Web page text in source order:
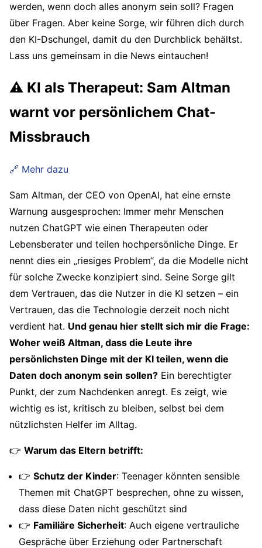
werden, wenn doch alles anonym sein soll? Fragen
über Fragen. Aber keine Sorge, wir führen dich durch
den KI-Dschungel, damit du den Durchblick behältst.
Lass uns gemeinsam in die News eintauchen!
⚠️ KI als Therapeut: Sam Altman
warnt vor persönlichem Chat-
Missbrauch
🔗 Mehr dazu
Sam Altman, der CEO von OpenAI, hat eine ernste
Warnung ausgesprochen: Immer mehr Menschen
nutzen ChatGPT wie einen Therapeuten oder
Lebensberater und teilen hochpersönliche Dinge. Er
nennt dies ein „riesiges Problem“, da die Modelle nicht
für solche Zwecke konzipiert sind. Seine Sorge gilt
dem Vertrauen, das die Nutzer in die KI setzen – ein
Vertrauen, das die Technologie derzeit noch nicht
verdient hat. Und genau hier stellt sich mir die Frage:
Woher weiß Altman, dass die Leute ihre
persönlichsten Dinge mit der KI teilen, wenn die
Daten doch anonym sein sollen? Ein berechtigter
Punkt, der zum Nachdenken anregt. Es zeigt, wie
wichtig es ist, kritisch zu bleiben, selbst bei dem
nützlichsten Helfer im Alltag.
👉 Warum das Eltern betrifft:
👉 Schutz der Kinder: Teenager könnten sensible
Themen mit ChatGPT besprechen, ohne zu wissen,
dass diese Daten nicht geschützt sind
👉 Familiäre Sicherheit: Auch eigene vertrauliche
Gespräche über Erziehung oder Partnerschaft